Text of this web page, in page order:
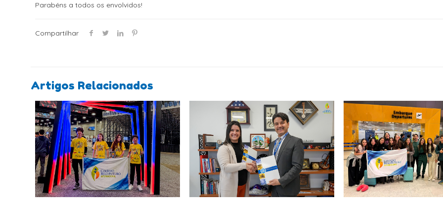
Parabéns a todos os envolvidos!
Compartilhar
Artigos Relacionados